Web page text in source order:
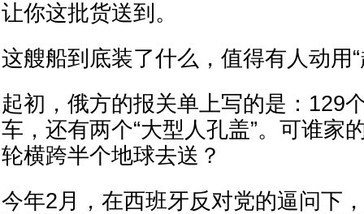
让你这批货送到。
这艘船到底装了什么，值得有人动用
起初，俄方的报关单上写的是：129
车，还有两个“大型人孔盖”。可谁家
轮横跨半个地球去送？
今年2月，在西班牙反对党的逼问下